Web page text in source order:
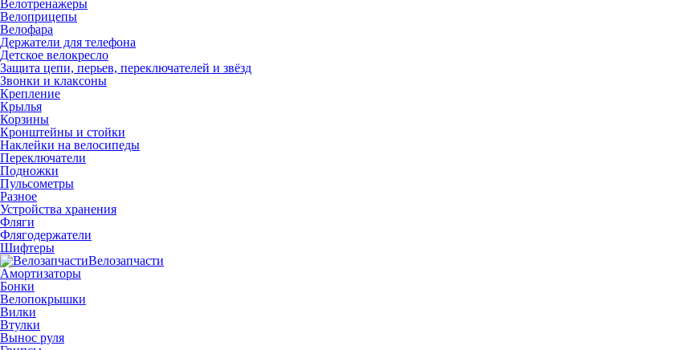
Велотренажеры
Велоприцепы
Велофара
Держатели для телефона
Детское велокресло
Защита цепи, перьев, переключателей и звёзд
Звонки и клаксоны
Крепление
Крылья
Корзины
Кронштейны и стойки
Наклейки на велосипеды
Переключатели
Подножки
Пульсометры
Разное
Устройства хранения
Фляги
Флягодержатели
Шифтеры
Велозапчасти
Амортизаторы
Бонки
Велопокрышки
Вилки
Втулки
Вынос руля